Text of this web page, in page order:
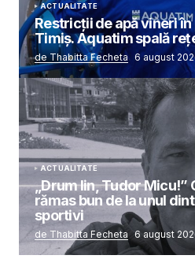
ACTUALITATE
Restricții de apă vineri
Timiș. Aquatim spală
de Thabitta Fecheta 6 august
ACTUALITATE
„Drum lin, Tudor Micu!”
rămas bun de la unul
sportivi
de Thabitta Fecheta 6 august